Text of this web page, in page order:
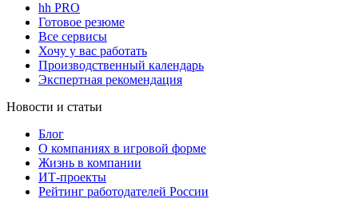
hh PRO
Готовое резюме
Все сервисы
Хочу у вас работать
Производственный календарь
Экспертная рекомендация
Новости и статьи
Блог
О компаниях в игровой форме
Жизнь в компании
ИТ-проекты
Рейтинг работодателей России